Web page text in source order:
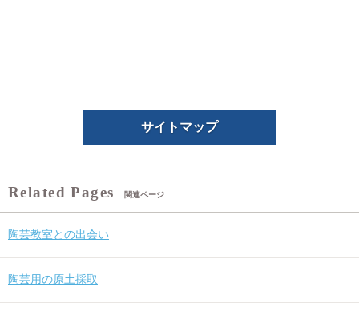
サイトマップ
関連ページ
陶芸教室との出会い
陶芸用の原土採取